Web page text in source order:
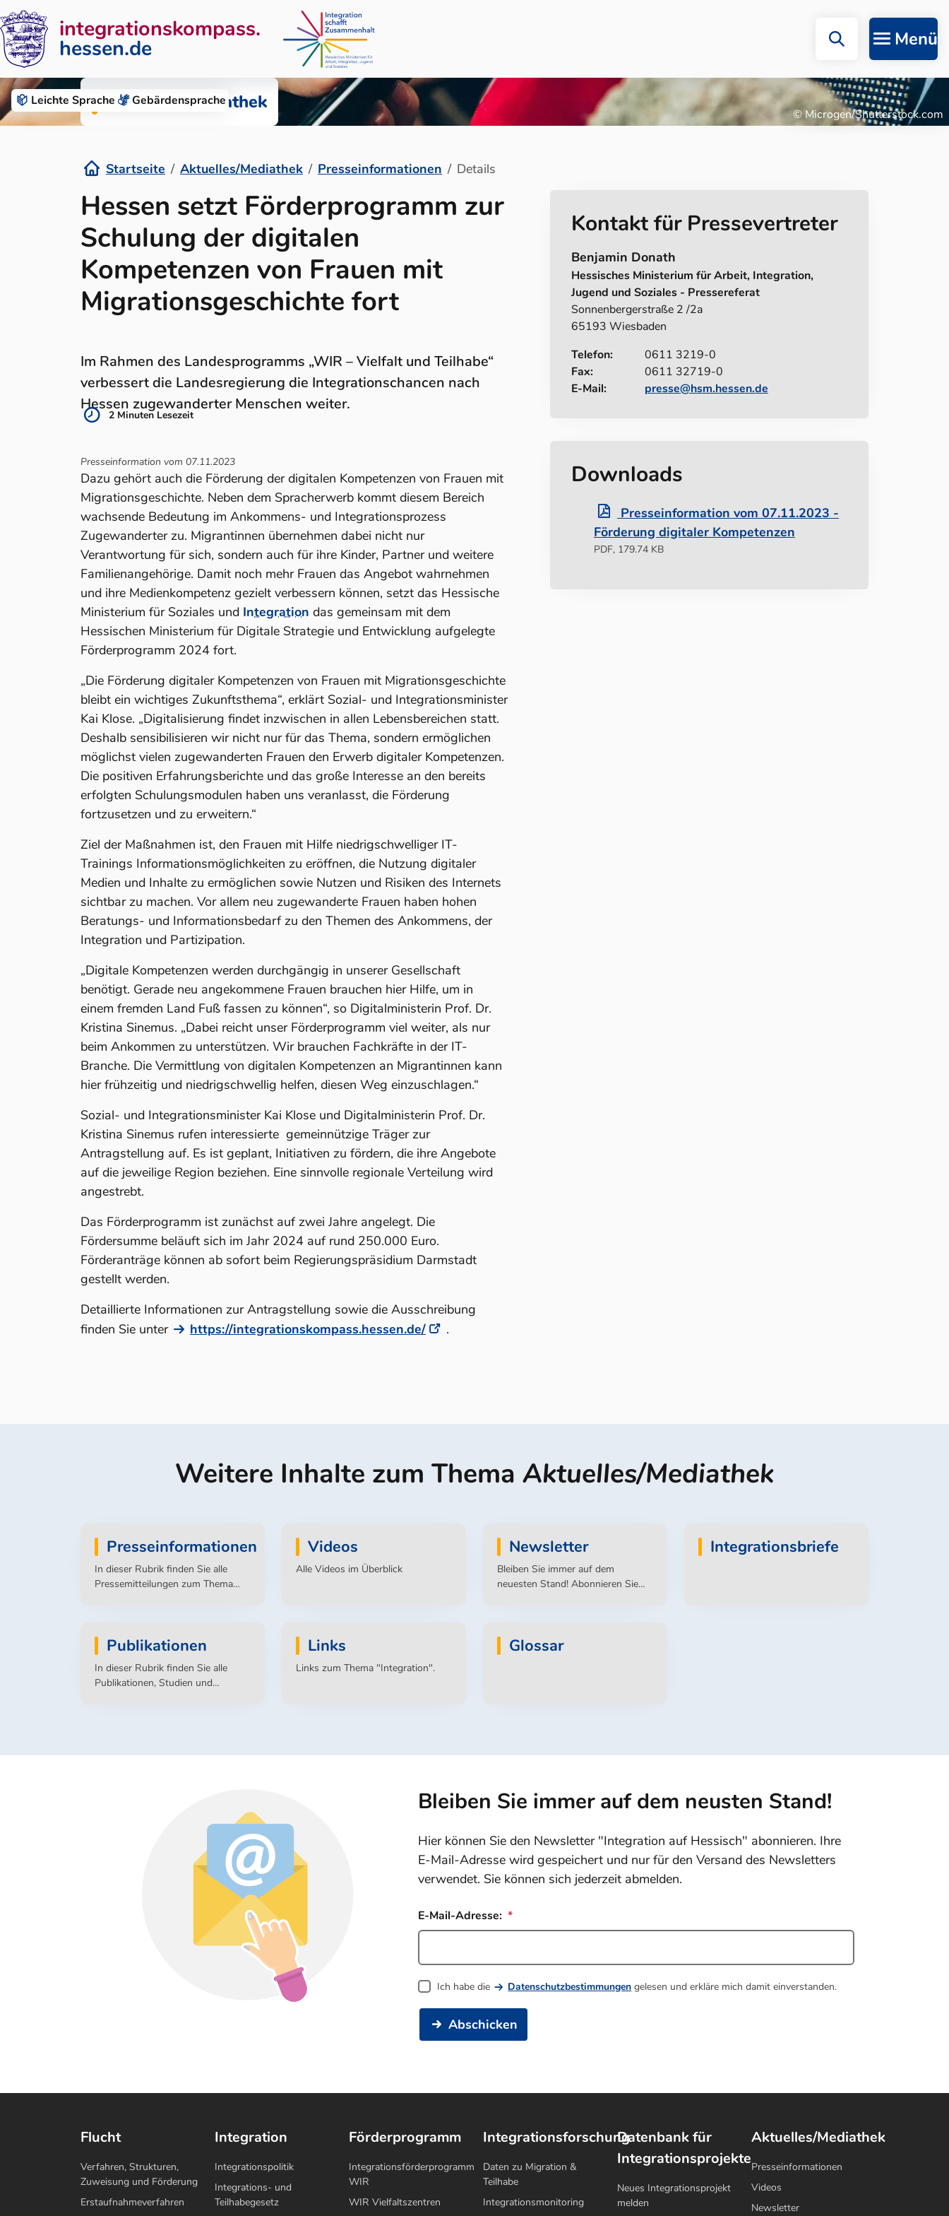
Leichte Sprache Gebärden­sprache
Zum Inhalt springen
integrationskompass.
hessen.de Menü
Aktuelles/Mediathek
© Microgen/Shutterstock.com
Startseite Aktuelles/Mediathek Presseinformationen Details
Details
Hessen setzt Förderprogramm zur
Schulung der digitalen
Kompetenzen von Frauen mit
Migrationsgeschichte fort
Im Rahmen des Landesprogramms „WIR – Vielfalt und Teilhabe“
verbessert die Landesregierung die Integrationschancen nach
Hessen zugewanderter Menschen weiter.
2 Minuten Lesezeit
Presseinformation vom 07.11.2023
Dazu gehört auch die Förderung der digitalen Kompetenzen von Frauen mit
Migrationsgeschichte. Neben dem Spracherwerb kommt diesem Bereich
wachsende Bedeutung im Ankommens- und Integrationsprozess
Zugewanderter zu. Migrantinnen übernehmen dabei nicht nur
Verantwortung für sich, sondern auch für ihre Kinder, Partner und weitere
Familienangehörige. Damit noch mehr Frauen das Angebot wahrnehmen
und ihre Medienkompetenz gezielt verbessern können, setzt das Hessische
Ministerium für Soziales und Integration das gemeinsam mit dem
Hessischen Ministerium für Digitale Strategie und Entwicklung aufgelegte
Förderprogramm 2024 fort.
„Die Förderung digitaler Kompetenzen von Frauen mit Migrationsgeschichte
bleibt ein wichtiges Zukunftsthema“, erklärt Sozial- und Integrationsminister
Kai Klose. „Digitalisierung findet inzwischen in allen Lebensbereichen statt.
Deshalb sensibilisieren wir nicht nur für das Thema, sondern ermöglichen
möglichst vielen zugewanderten Frauen den Erwerb digitaler Kompetenzen.
Die positiven Erfahrungsberichte und das große Interesse an den bereits
erfolgten Schulungsmodulen haben uns veranlasst, die Förderung
fortzusetzen und zu erweitern.“
Ziel der Maßnahmen ist, den Frauen mit Hilfe niedrigschwelliger IT-
Trainings Informationsmöglichkeiten zu eröffnen, die Nutzung digitaler
Medien und Inhalte zu ermöglichen sowie Nutzen und Risiken des Internets
sichtbar zu machen. Vor allem neu zugewanderte Frauen haben hohen
Beratungs- und Informationsbedarf zu den Themen des Ankommens, der
Integration und Partizipation.
„Digitale Kompetenzen werden durchgängig in unserer Gesellschaft
benötigt. Gerade neu angekommene Frauen brauchen hier Hilfe, um in
einem fremden Land Fuß fassen zu können“, so Digitalministerin Prof. Dr.
Kristina Sinemus. „Dabei reicht unser Förderprogramm viel weiter, als nur
beim Ankommen zu unterstützen. Wir brauchen Fachkräfte in der IT-
Branche. Die Vermittlung von digitalen Kompetenzen an Migrantinnen kann
hier frühzeitig und niedrigschwellig helfen, diesen Weg einzuschlagen.“
Sozial- und Integrationsminister Kai Klose und Digitalministerin Prof. Dr.
Kristina Sinemus rufen interessierte gemeinnützige Träger zur
Antragstellung auf. Es ist geplant, Initiativen zu fördern, die ihre Angebote
auf die jeweilige Region beziehen. Eine sinnvolle regionale Verteilung wird
angestrebt.
Das Förderprogramm ist zunächst auf zwei Jahre angelegt. Die
Fördersumme beläuft sich im Jahr 2024 auf rund 250.000 Euro.
Förderanträge können ab sofort beim Regierungspräsidium Darmstadt
gestellt werden.
Detaillierte Informationen zur Antragstellung sowie die Ausschreibung
finden Sie unter
https://integrationskompass.hessen.de/ .
Kontakt für Pressevertreter
Benjamin Donath
Hessisches Ministerium für Arbeit, Integration,
Jugend und Soziales - Pressereferat
Sonnenbergerstraße 2 /2a
65193 Wiesbaden
Telefon:
0611 3219-0
Fax:
0611 32719-0
E-Mail:
presse@hsm.hessen.de
Downloads
Presseinformation vom 07.11.2023 -
Förderung digitaler Kompetenzen
PDF, 179.74 KB
Weitere Inhalte zum Thema Aktuelles/Mediathek
Presseinformationen
In dieser Rubrik finden Sie alle
Pressemitteilungen zum Thema
Videos
Alle Videos im Überblick
Newsletter
Bleiben Sie immer auf dem
neuesten Stand! Abonnieren Sie
Integrationsbriefe
Publikationen
In dieser Rubrik finden Sie alle
Publikationen, Studien und
veröffentlicht werden.
Links
Links zum Thema "Integration".
Glossar
Bleiben Sie immer auf dem neusten Stand!
Hier können Sie den Newsletter "Integration auf Hessisch" abonnieren. Ihre
E-Mail-Adresse wird gespeichert und nur für den Versand des Newsletters
verwendet. Sie können sich jederzeit abmelden.
E-Mail-Adresse:
Ich habe die Datenschutzbestimmungen gelesen und erkläre mich damit einverstanden.
Abschicken
Flucht
Verfahren, Strukturen,
Zuweisung und Förderung
Erstaufnahmeverfahren
Integration
Integrationspolitik
Integrations- und
Teilhabegesetz
Förderprogramm
Integrationsförderprogramm
WIR
WIR Vielfaltszentren
Integrationsforschung
Daten zu Migration &
Teilhabe
Integrationsmonitoring
Datenbank für
Integrationsprojekte
Neues Integrationsprojekt
melden
Aktuelles/Mediathek
Presseinformationen
Videos
Newsletter